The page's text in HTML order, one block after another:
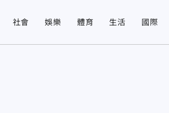
社會 娛樂 體育 生活 國際